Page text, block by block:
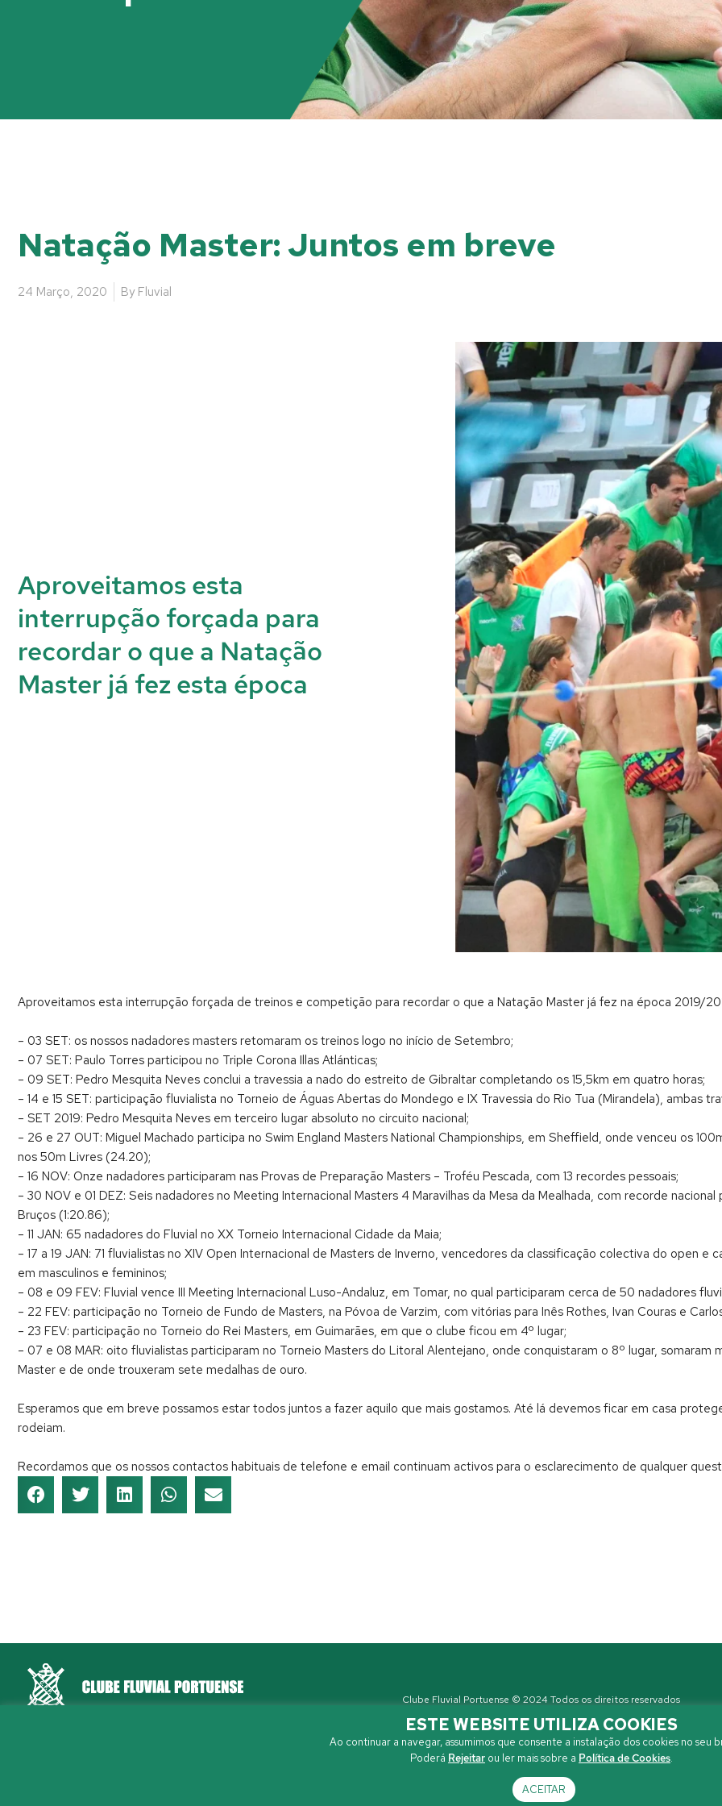
Natação Master: Juntos em breve
24 Março, 2020 By Fluvial
Aproveitamos esta
interrupção forçada para
recordar o que a Natação
Master já fez esta época
Aproveitamos esta interrupção forçada de treinos e competição para recordar o que a Natação Master já fez na época 2019/
– 03 SET: os nossos nadadores masters retomaram os treinos logo no início de Setembro;
– 07 SET: Paulo Torres participou no Triple Corona Illas Atlánticas;
– 09 SET: Pedro Mesquita Neves conclui a travessia a nado do estreito de Gibraltar completando os 15,5km em quatro horas;
– 14 e 15 SET: participação fluvialista no Torneio de Águas Abertas do Mondego e IX Travessia do Rio Tua (Mirandela), ambas
– SET 2019: Pedro Mesquita Neves em terceiro lugar absoluto no circuito nacional;
– 26 e 27 OUT: Miguel Machado participa no Swim England Masters National Championships, em Sheffield, onde venceu os
nos 50m Livres (24.20);
– 16 NOV: Onze nadadores participaram nas Provas de Preparação Masters – Troféu Pescada, com 13 recordes pessoais;
– 30 NOV e 01 DEZ: Seis nadadores no Meeting Internacional Masters 4 Maravilhas da Mesa da Mealhada, com recorde nacional
Bruços (1:20.86);
– 11 JAN: 65 nadadores do Fluvial no XX Torneio Internacional Cidade da Maia;
– 17 a 19 JAN: 71 fluvialistas no XIV Open Internacional de Masters de Inverno, vencedores da classificação colectiva do open e
em masculinos e femininos;
– 08 e 09 FEV: Fluvial vence III Meeting Internacional Luso-Andaluz, em Tomar, no qual participaram cerca de 50 nadadores
– 22 FEV: participação no Torneio de Fundo de Masters, na Póvoa de Varzim, com vitórias para Inês Rothes, Ivan Couras e
– 23 FEV: participação no Torneio do Rei Masters, em Guimarães, em que o clube ficou em 4º lugar;
– 07 e 08 MAR: oito fluvialistas participaram no Torneio Masters do Litoral Alentejano, onde conquistaram o 8º lugar, somaram
Master e de onde trouxeram sete medalhas de ouro.
Esperamos que em breve possamos estar todos juntos a fazer aquilo que mais gostamos. Até lá devemos ficar em casa
rodeiam.
Recordamos que os nossos contactos habituais de telefone e email continuam activos para o esclarecimento de qualquer
Clube Fluvial Portuense © 2024 Todos os direitos reservados
ESTE WEBSITE UTILIZA COOKIES
Ao continuar a navegar, assumimos que consente a instalação dos cookies no seu
Poderá Rejeitar ou ler mais sobre a Política de Cookies.
ACEITAR